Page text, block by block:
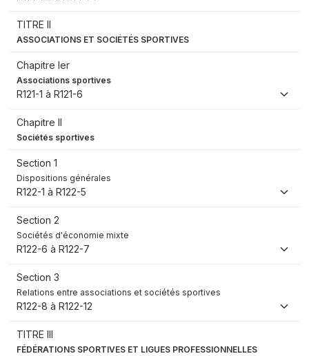
TITRE II
ASSOCIATIONS ET SOCIÉTÉS SPORTIVES
Chapitre Ier
Associations sportives
R121-1 à R121-6
Chapitre II
Sociétés sportives
Section 1
Dispositions générales
R122-1 à R122-5
Section 2
Sociétés d'économie mixte
R122-6 à R122-7
Section 3
Relations entre associations et sociétés sportives
R122-8 à R122-12
TITRE III
FÉDÉRATIONS SPORTIVES ET LIGUES PROFESSIONNELLES